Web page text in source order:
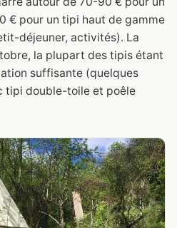
€ pour un tipi haut de gamme
déjeuner, activités). La
la plupart des tipis étant
suffisante (quelques
tipi double-toile et poêle